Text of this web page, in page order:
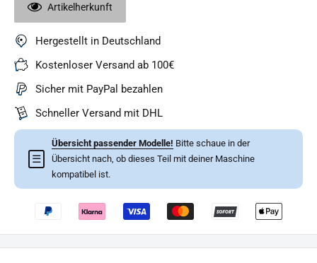
Artikelherkunft
Hergestellt in Deutschland
Kostenloser Versand ab 100€
Sicher mit PayPal bezahlen
Schneller Versand mit DHL
☰
Übersicht passender Modelle! Bitte schaue in der
Übersicht nach, ob dieses Teil mit deiner Maschine
kompatibel ist.